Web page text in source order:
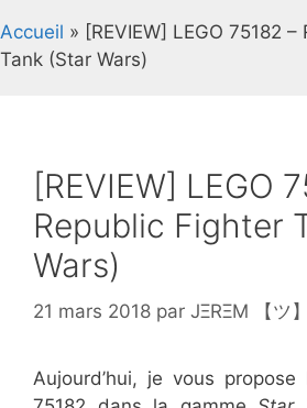
Accueil » [REVIEW] LEGO 75182
Tank (Star Wars)
[REVIEW] LEGO
Republic Fighter
Wars)
21 mars 2018 par JΞRΞM 【ツ】
Aujourd’hui, je vous